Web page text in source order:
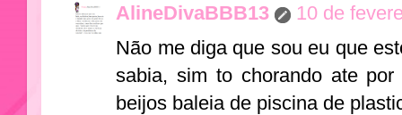
AlineDivaBBB13
10 de
Não me diga que sou eu que
sabia, sim to chorando ate
beijos baleia de piscina de